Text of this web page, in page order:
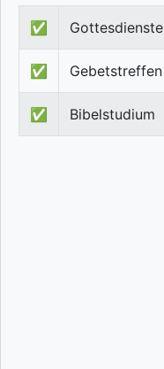
✅ Gottesdienste
✅ Gebetstreffen
✅ Bibelstudium